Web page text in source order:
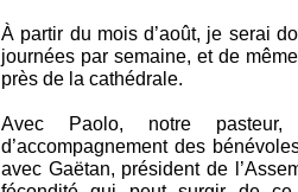
À partir du mois d’août, je serai
journées par semaine, et de
près de la cathédrale.
Avec Paolo, notre pasteur,
d’accompagnement des
avec Gaëtan, président de